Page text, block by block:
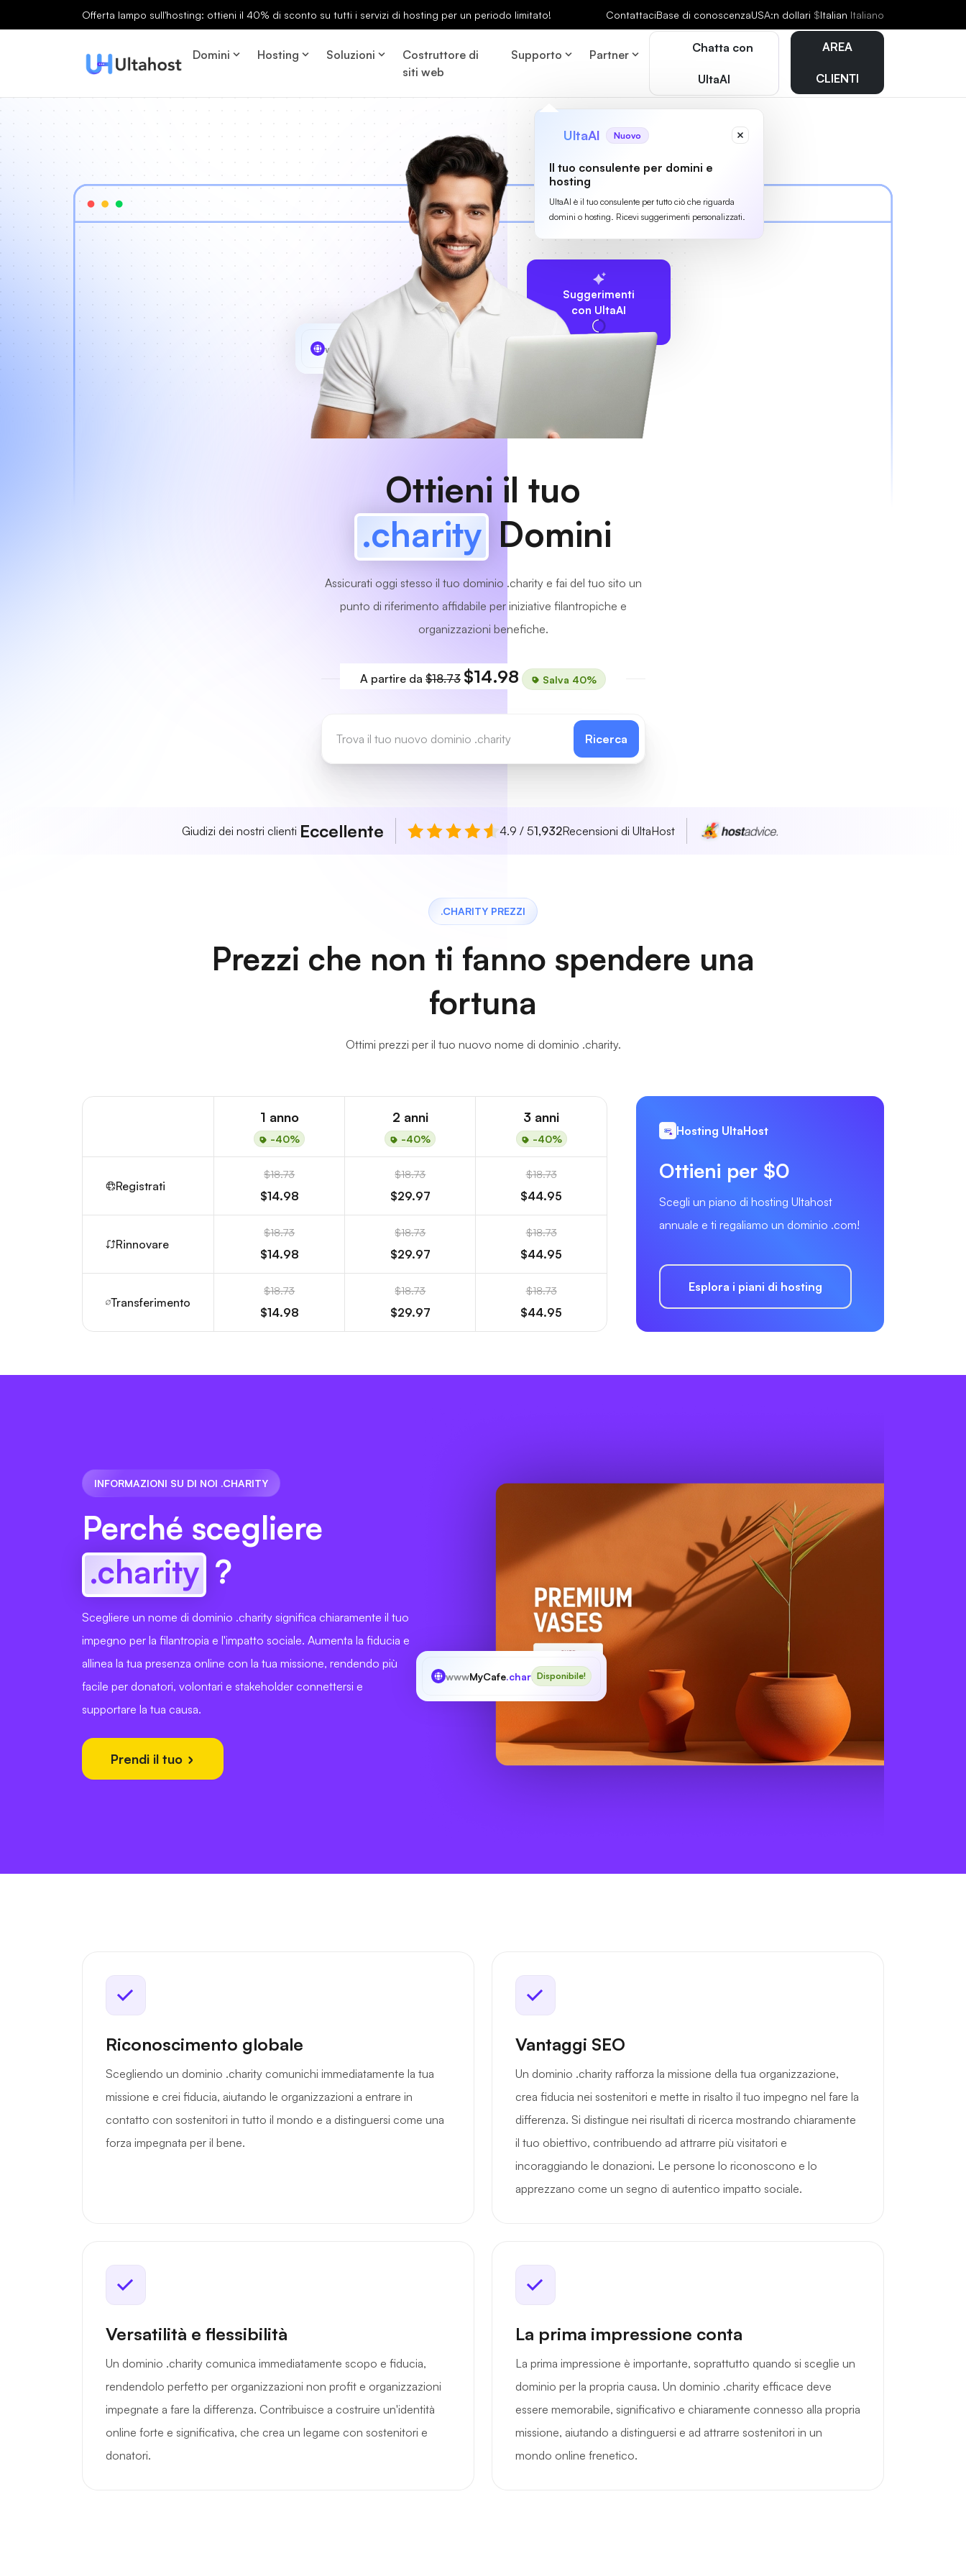
Offerta lampo sull'hosting: ottieni il 40% di sconto su tutti i servizi di hosting per un periodo limitato! ContattaciBase di conoscenzaUSA:n dollari $Italian Italiano
Domini Hosting Soluzioni
Costruttore di
siti web
Supporto Partner Chatta con
UltaAI
UltaAI Nuovo
Il tuo consulente per domini e
hosting
UltaAI è il tuo consulente per tutto ciò che riguarda
domini o hosting. Ricevi suggerimenti personalizzati.
AREA
CLIENTI
Suggerimenti
con UltaAI
www MyCafe
Ottieni il tuo
.charity Domini
Assicurati oggi stesso il tuo dominio .charity e fai del tuo sito un
punto di riferimento affidabile per iniziative filantropiche e
organizzazioni benefiche.
A partire da $18.73 $14.98 Salva 40%
Ricerca
Giudizi dei nostri clienti Eccellente 4.9 / 51,932Recensioni di UltaHost
.CHARITY PREZZI
Prezzi che non ti fanno spendere una
fortuna
Ottimi prezzi per il tuo nuovo nome di dominio .charity.
1 anno
-40%
2 anni
-40%
3 anni
-40%
Registrati
$18.73
$14.98
$18.73
$29.97
$18.73
$44.95
Rinnovare
$18.73
$14.98
$18.73
$29.97
$18.73
$44.95
Transferimento
$18.73
$14.98
$18.73
$29.97
$18.73
$44.95
Hosting UltaHost
Ottieni per $0
Scegli un piano di hosting Ultahost
annuale e ti regaliamo un dominio .com!
Esplora i piani di hosting
INFORMAZIONI SU DI NOI .CHARITY
Perché scegliere
.charity ?
Scegliere un nome di dominio .charity significa chiaramente il tuo
impegno per la filantropia e l'impatto sociale. Aumenta la fiducia e
allinea la tua presenza online con la tua missione, rendendo più
facile per donatori, volontari e stakeholder connettersi e
supportare la tua causa.
Prendi il tuo
wwwMyCafe.charityDisponibile!
Riconoscimento globale
Scegliendo un dominio .charity comunichi immediatamente la tua
missione e crei fiducia, aiutando le organizzazioni a entrare in
contatto con sostenitori in tutto il mondo e a distinguersi come una
forza impegnata per il bene.
Vantaggi SEO
Un dominio .charity rafforza la missione della tua organizzazione,
crea fiducia nei sostenitori e mette in risalto il tuo impegno nel fare la
differenza. Si distingue nei risultati di ricerca mostrando chiaramente
il tuo obiettivo, contribuendo ad attrarre più visitatori e
incoraggiando le donazioni. Le persone lo riconoscono e lo
apprezzano come un segno di autentico impatto sociale.
Versatilità e flessibilità
Un dominio .charity comunica immediatamente scopo e fiducia,
rendendolo perfetto per organizzazioni non profit e organizzazioni
impegnate a fare la differenza. Contribuisce a costruire un'identità
online forte e significativa, che crea un legame con sostenitori e
donatori.
La prima impressione conta
La prima impressione è importante, soprattutto quando si sceglie un
dominio per la propria causa. Un dominio .charity efficace deve
essere memorabile, significativo e chiaramente connesso alla propria
missione, aiutando a distinguersi e ad attrarre sostenitori in un
mondo online frenetico.